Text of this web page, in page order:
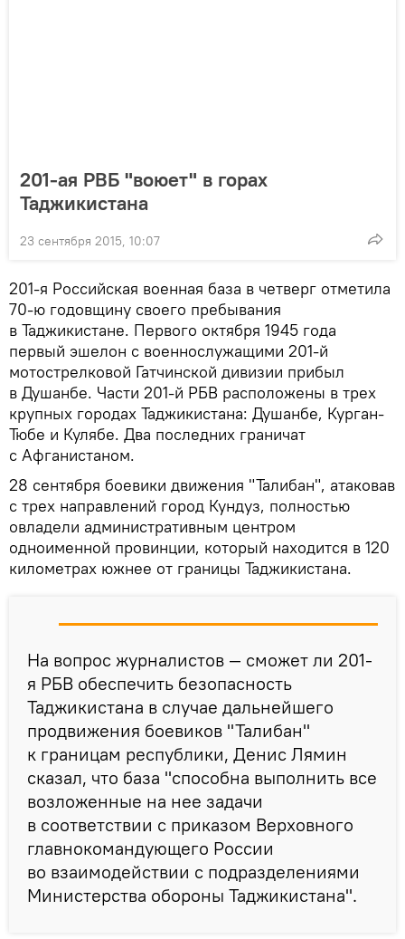
201-ая РВБ "воюет" в горах
Таджикистана
23 сентября 2015, 10:07
201-я Российская военная база в четверг отметила
70-ю годовщину своего пребывания
в Таджикистане. Первого октября 1945 года
первый эшелон с военнослужащими 201-й
мотострелковой Гатчинской дивизии прибыл
в Душанбе. Части 201-й РБВ расположены в трех
крупных городах Таджикистана: Душанбе, Курган-
Тюбе и Кулябе. Два последних граничат
с Афганистаном.
28 сентября боевики движения "Талибан", атаковав
с трех направлений город Кундуз, полностью
овладели административным центром
одноименной провинции, который находится в 120
километрах южнее от границы Таджикистана.
На вопрос журналистов — сможет ли 201-
я РБВ обеспечить безопасность
Таджикистана в случае дальнейшего
продвижения боевиков "Талибан"
к границам республики, Денис Лямин
сказал, что база "способна выполнить все
возложенные на нее задачи
в соответствии с приказом Верховного
главнокомандующего России
во взаимодействии с подразделениями
Министерства обороны Таджикистана".